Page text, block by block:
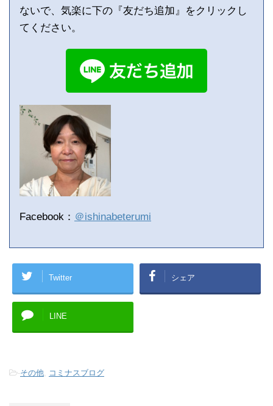
ないで、気楽に下の『友だち追加』をクリックし
てください。
Facebook： ＠ishinabeterumi
Twitter シェア
LINE
-その他 コミナスブログ